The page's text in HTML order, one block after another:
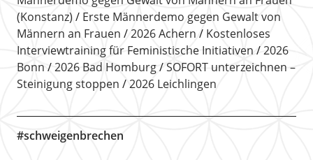
(Konstanz)
Erste Männerdemo gegen Gewalt von
Männern an Frauen
2026 Achern
Kostenloses
Interviewtraining für Feministische Initiativen
2026
Bonn
2026 Bad Homburg
SOFORT unterzeichnen –
Steinigung stoppen
2026 Leichlingen
#schweigenbrechen